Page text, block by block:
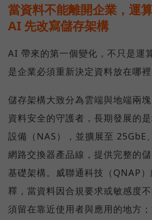
當資料不能離開企業，運
AI 先改寫儲存架構
AI 帶來的第一個變化，不只是運
是企業必須重新決定資料放在哪裡
儲存架構大致分為雲端與地端兩
資料安全的守護者，長期發展的
設備（NAS），並擴展至 25GbE
網路交換器產品線，提供完整的
基礎架構。威聯通科技（QNAP
釋，當資料因合規要求或敏感度
須留在靠近使用者與應用的地方